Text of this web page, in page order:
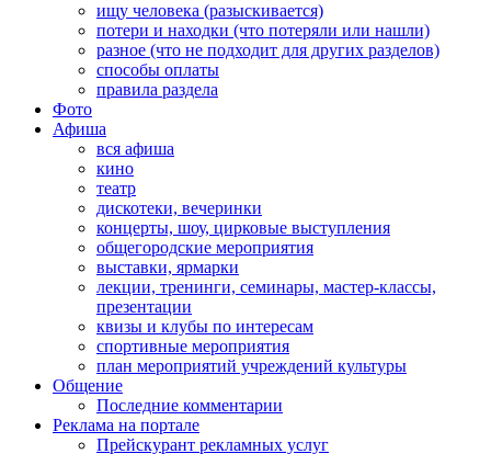
ищу человека (разыскивается)
потери и находки (что потеряли или нашли)
разное (что не подходит для других разделов)
способы оплаты
правила раздела
Фото
Афиша
вся афиша
кино
театр
дискотеки, вечеринки
концерты, шоу, цирковые выступления
общегородские мероприятия
выставки, ярмарки
лекции, тренинги, семинары, мастер-классы,
презентации
квизы и клубы по интересам
спортивные мероприятия
план мероприятий учреждений культуры
Общение
Последние комментарии
Реклама на портале
Прейскурант рекламных услуг